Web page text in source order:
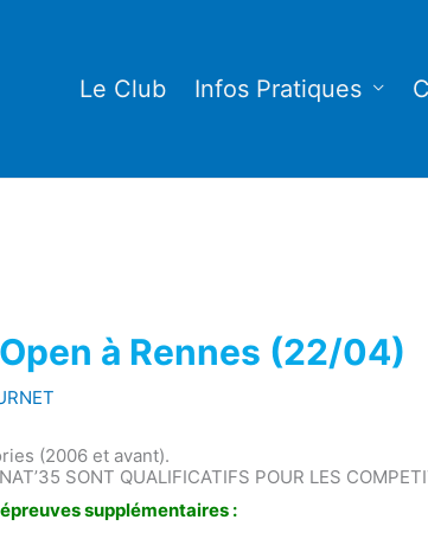
Le Club Infos Pratiques
à Rennes (22/04)
(2006 et avant).
SONT QUALIFICATIFS POUR LES
supplémentaires :